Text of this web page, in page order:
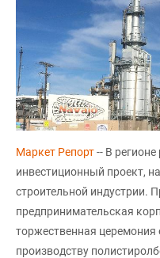
Маркет Репорт-- В
инвестиционный проект,
строительной индустрии.
предпринимательская
торжественная
производству